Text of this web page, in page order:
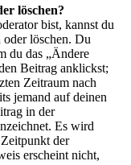
löschen?
bist, kannst du
oder löschen. Du
du das „Ändere
Beitrag anklickst;
Zeitraum nach
jemand auf deinen
in der
Es wird
der
erscheint nicht,